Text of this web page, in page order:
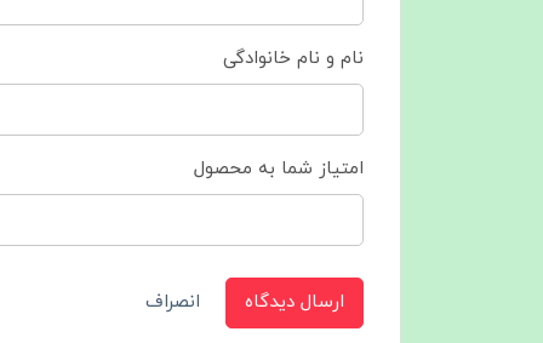
نام و نام خانوادگی
امتیاز شما به محصول
ارسال دیدگاه انصراف